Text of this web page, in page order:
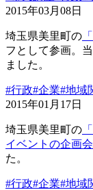
2015年03月08日
埼玉県美里町の
フとして参画。
ました。
#行政#企業#地域
2015年01月17日
埼玉県美里町の
イベントの企画
た。
#行政#企業#地域